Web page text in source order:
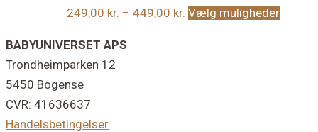
249,00 kr. – 449,00 kr. Prisinterval:
Vælg mulighederDette
Footer
BABYUNIVERSET APS
Trondheimparken 12
5450 Bogense
CVR: 41636637
Handelsbetingelser